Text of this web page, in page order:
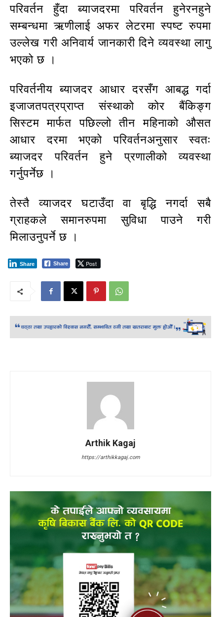
परिवर्तन हुँदा ब्याजदरमा परिवर्तन हुनेरनहुने
सम्बन्धमा ऋणीलाई अफर लेटरमा स्पष्ट रुपमा
उल्लेख गरी अनिवार्य जानकारी दिने व्यवस्था लागु
भएको छ ।
परिवर्तनीय ब्याजदर आधार दरसँग आबद्ध गर्दा
इजाजतपत्रप्राप्त संस्थाको कोर बैंकिङ्ग
सिस्टम मार्फत पछिल्लो तीन महिनाको औसत
आधार दरमा भएको परिवर्तनअनुसार स्वतः
ब्याजदर परिवर्तन हुने प्रणालीको व्यवस्था
गर्नुपर्नेछ ।
तेस्तै व्याजदर घटाउँदा वा बृद्धि नगर्दा सबै
ग्राहकले समानरुपमा सुविधा पाउने गरी
मिलाउनुपर्ने छ ।
Share Post
Share
Arthik Kagaj
https://arthikkagaj.com